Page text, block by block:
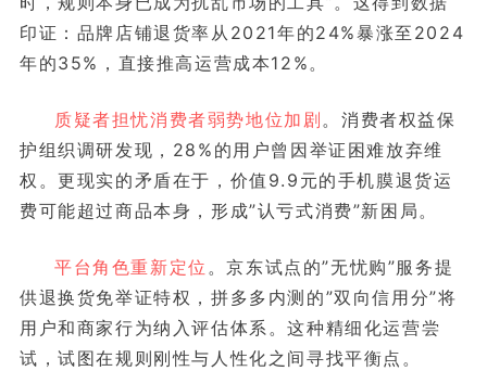
印证：品牌店铺退货率从2021年的24%暴涨至2024
年的35%，直接推高运营成本12%。
质疑者担忧消费者弱势地位加剧。消费者权益保
护组织调研发现，28%的用户曾因举证困难放弃维
权。更现实的矛盾在于，价值9.9元的手机膜退货运
费可能超过商品本身，形成”认亏式消费”新困局。
平台角色重新定位 。京东试点的”无忧购”服务提
供退换货免举证特权，拼多多内测的”双向信用分”将
用户和商家行为纳入评估体系。这种精细化运营尝
试，试图在规则刚性与人性化之间寻找平衡点。